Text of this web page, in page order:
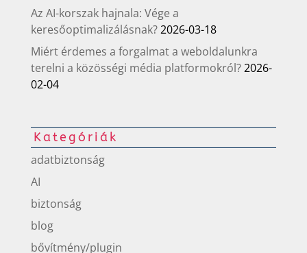
Az AI-korszak hajnala: Vége a
keresőoptimalizálásnak?2026-03-18
Miért érdemes a forgalmat a weboldalunkra
terelni a közösségi média platformokról?2026-
02-04
Kategóriák
adatbiztonság
AI
biztonság
blog
bővítmény/plugin